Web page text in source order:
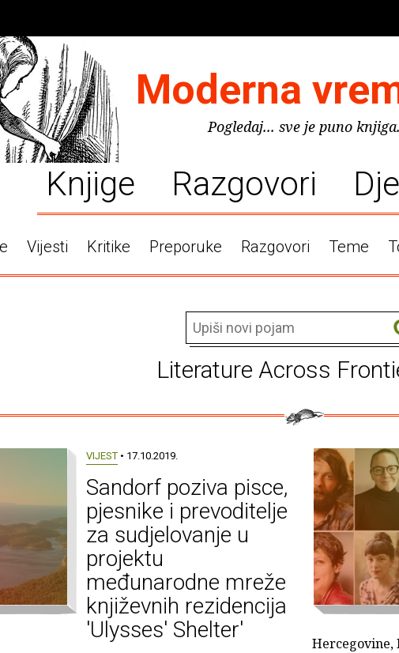
Moderna
Pogledaj... sve je puno knjiga.
Knjige Razgovori
Vijesti Kritike Preporuke Razgovori Teme
Literature Across
VIJEST • 17.10.2019.
Sandorf poziva pisce,
pjesnike i prevoditelje
za sudjelovanje u
projektu
međunarodne mreže
književnih rezidencija
'Ulysses' Shelter'
Hercegovine,